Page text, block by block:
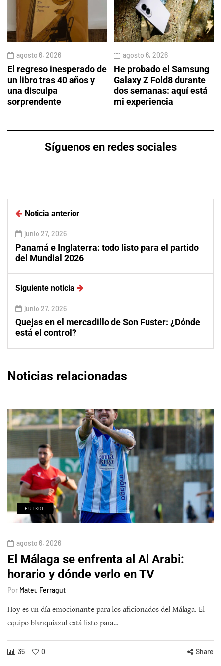
agosto 6, 2026
El regreso inesperado de
un libro tras 40 años y
una disculpa
sorprendente
agosto 6, 2026
He probado el Samsung
Galaxy Z Fold8 durante
dos semanas: aquí está
mi experiencia
Síguenos en redes sociales
Noticia anterior
junio 27, 2026
Panamá e Inglaterra: todo listo para el partido
del Mundial 2026
Siguiente noticia
junio 27, 2026
Quejas en el mercadillo de Son Fuster: ¿Dónde
está el control?
Noticias relacionadas
FÚTBOL
agosto 6, 2026
El Málaga se enfrenta al Al Arabi:
horario y dónde verlo en TV
Por Mateu Ferragut
Hoy es un día emocionante para los aficionados del Málaga. El
equipo blanquiazul está listo para…
35 0 Share